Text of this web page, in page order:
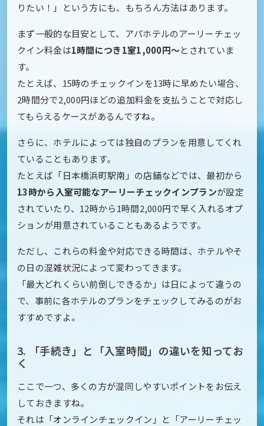
りたい！」という方にも、もちろん方法はあります。
まず一般的な目安として、アパホテルのアーリーチェッ
クイン料金は1時間につき1室1,000円～とされていま
す。
たとえば、15時のチェックインを13時に早めたい場合、
2時間分で2,000円ほどの追加料金を支払うことで対応し
てもらえるケースがあるんですね。
さらに、ホテルによっては独自のプランを用意してくれ
ていることもあります。
たとえば「日本橋浜町駅南」の店舗などでは、最初から
13時から入室可能なアーリーチェックインプランが設定
されていたり、12時から1時間2,000円で早く入れるオプ
ションが用意されていることもあるようです。
ただし、これらの料金や対応できる時間は、ホテルやそ
の日の混雑状況によって変わってきます。
「最大どれくらい前倒しできるか」は日によって違うの
で、事前に各ホテルのプランをチェックしてみるのがお
すすめですよ。
3. 「手続き」と「入室時間」の違いを知ってお
く
ここで一つ、多くの方が混同しやすいポイントをお伝え
しておきますね。
それは「オンラインチェックイン」と「アーリーチェッ